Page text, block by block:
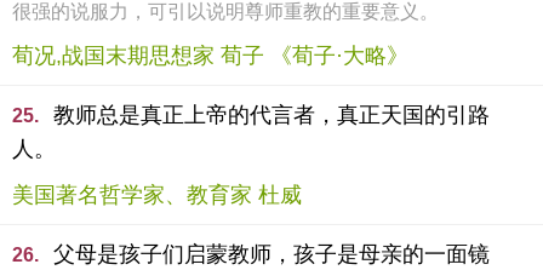
很强的说服力，可引以说明尊师重教的重要意义。
荀况,战国末期思想家 荀子 《荀子·大略》
25.
教师总是真正上帝的代言者，真正天国的引路
人。
美国著名哲学家、教育家 杜威
26.
父母是孩子们启蒙教师，孩子是母亲的一面镜